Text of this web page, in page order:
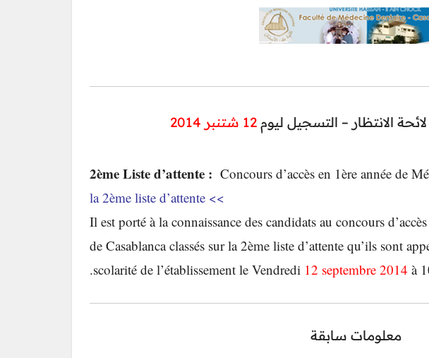
الانتظار – التسجيل ليوم12 شتنبر 2014
2ème Liste d’attente : Concours d’accès en 1ère année de
>>
la 2ème liste d’attente
Il est porté à la connaissance des candidats au concours
de Casablanca classés sur la 2ème liste d’attente qu’ils sont
scolarité de l’établissement le Vendredi 12 septembre 2014 à
معلومات سابقة